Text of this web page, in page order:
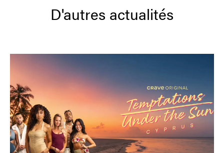
D'autres actualités